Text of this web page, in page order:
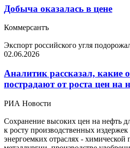
Добыча оказалась в цене
Коммерсантъ
Экспорт российского угля
02.06.2026
Аналитик рассказал, какие
пострадают от роста цен на
РИА Новости
Сохранение высоких цен на нефть
к росту производственных
энергоемких отраслях -